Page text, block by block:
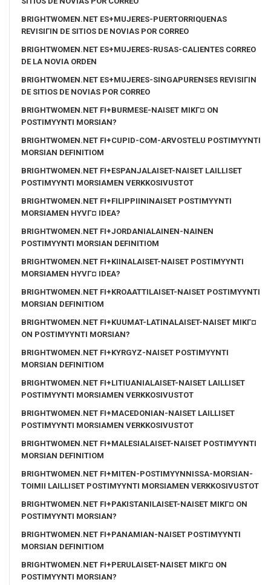
BRIGHTWOMEN.NET ES+MUJERES-PUERTORRIQUENAS
REVISIГІN DE SITIOS DE NOVIAS POR CORREO
BRIGHTWOMEN.NET ES+MUJERES-RUSAS-CALIENTES CORREO
DE LA NOVIA ORDEN
BRIGHTWOMEN.NET ES+MUJERES-SINGAPURENSES REVISIГІN
DE SITIOS DE NOVIAS POR CORREO
BRIGHTWOMEN.NET FI+BURMESE-NAISET MIKГ¤ ON
POSTIMYYNTI MORSIAN?
BRIGHTWOMEN.NET FI+CUPID-COM-ARVOSTELU POSTIMYYNTI
MORSIAN DEFINITIOM
BRIGHTWOMEN.NET FI+ESPANJALAISET-NAISET LAILLISET
POSTIMYYNTI MORSIAMEN VERKKOSIVUSTOT
BRIGHTWOMEN.NET FI+FILIPPIININAISET POSTIMYYNTI
MORSIAMEN HYVГ¤ IDEA?
BRIGHTWOMEN.NET FI+JORDANIALAINEN-NAINEN
POSTIMYYNTI MORSIAN DEFINITIOM
BRIGHTWOMEN.NET FI+KIINALAISET-NAISET POSTIMYYNTI
MORSIAMEN HYVГ¤ IDEA?
BRIGHTWOMEN.NET FI+KROAATTILAISET-NAISET POSTIMYYNTI
MORSIAN DEFINITIOM
BRIGHTWOMEN.NET FI+KUUMAT-LATINALAISET-NAISET MIKГ¤
ON POSTIMYYNTI MORSIAN?
BRIGHTWOMEN.NET FI+KYRGYZ-NAISET POSTIMYYNTI
MORSIAN DEFINITIOM
BRIGHTWOMEN.NET FI+LITIUANIALAISET-NAISET LAILLISET
POSTIMYYNTI MORSIAMEN VERKKOSIVUSTOT
BRIGHTWOMEN.NET FI+MACEDONIAN-NAISET LAILLISET
POSTIMYYNTI MORSIAMEN VERKKOSIVUSTOT
BRIGHTWOMEN.NET FI+MALESIALAISET-NAISET POSTIMYYNTI
MORSIAN DEFINITIOM
BRIGHTWOMEN.NET FI+MITEN-POSTIMYYNNISSA-MORSIAN-
TOIMII LAILLISET POSTIMYYNTI MORSIAMEN VERKKOSIVUSTOT
BRIGHTWOMEN.NET FI+PAKISTANILAISET-NAISET MIKГ¤ ON
POSTIMYYNTI MORSIAN?
BRIGHTWOMEN.NET FI+PANAMIAN-NAISET POSTIMYYNTI
MORSIAN DEFINITIOM
BRIGHTWOMEN.NET FI+PERULAISET-NAISET MIKГ¤ ON
POSTIMYYNTI MORSIAN?